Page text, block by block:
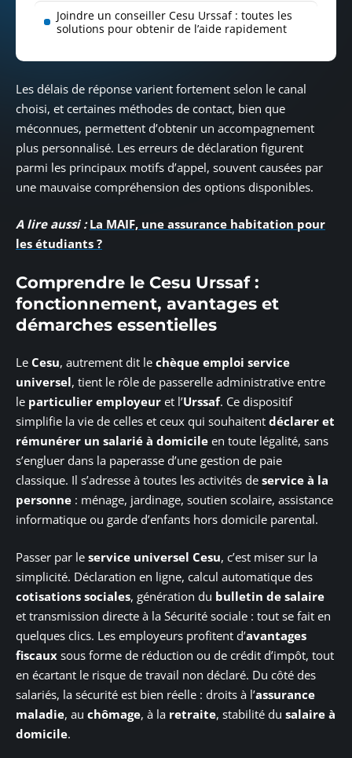
Joindre un conseiller Cesu Urssaf : toutes les
solutions pour obtenir de l’aide rapidement
Les délais de réponse varient fortement selon le canal
choisi, et certaines méthodes de contact, bien que
méconnues, permettent d’obtenir un accompagnement
plus personnalisé. Les erreurs de déclaration figurent
parmi les principaux motifs d’appel, souvent causées par
une mauvaise compréhension des options disponibles.
A lire aussi : La MAIF, une assurance habitation pour
les étudiants ?
Comprendre le Cesu Urssaf :
fonctionnement, avantages et
démarches essentielles
Le Cesu, autrement dit le chèque emploi service
universel, tient le rôle de passerelle administrative entre
le particulier employeur et l’Urssaf. Ce dispositif
simplifie la vie de celles et ceux qui souhaitent déclarer et
rémunérer un salarié à domicile en toute légalité, sans
s’engluer dans la paperasse d’une gestion de paie
classique. Il s’adresse à toutes les activités de service à la
personne : ménage, jardinage, soutien scolaire, assistance
informatique ou garde d’enfants hors domicile parental.
Passer par le service universel Cesu, c’est miser sur la
simplicité. Déclaration en ligne, calcul automatique des
cotisations sociales, génération du bulletin de salaire
et transmission directe à la Sécurité sociale : tout se fait en
quelques clics. Les employeurs profitent d’avantages
fiscaux sous forme de réduction ou de crédit d’impôt, tout
en écartant le risque de travail non déclaré. Du côté des
salariés, la sécurité est bien réelle : droits à l’assurance
maladie, au chômage, à la retraite, stabilité du salaire à
domicile.